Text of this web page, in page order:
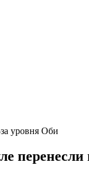
уровня Оби
перенесли